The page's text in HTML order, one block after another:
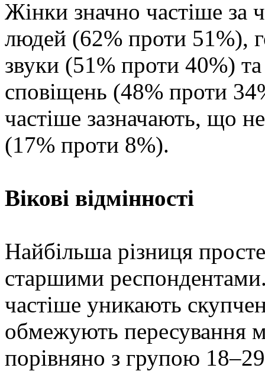
Жінки значно частіше за
людей (62% проти 51%),
звуки (51% проти 40%)
сповіщень (48% проти
частіше зазначають, що
(17% проти 8%).
Вікові відмінності
Найбільша різниця
старшими
частіше уникають
обмежують пересування
порівняно з групою